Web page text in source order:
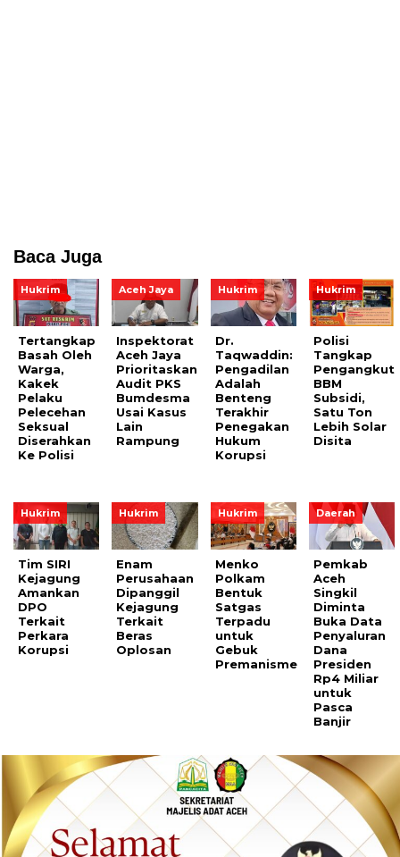
Baca Juga
Hukrim
Tertangkap
Basah Oleh
Warga,
Kakek
Pelaku
Pelecehan
Seksual
Diserahkan
Ke Polisi
Aceh Jaya
Inspektorat
Aceh Jaya
Prioritaskan
Audit PKS
Bumdesma
Usai Kasus
Lain
Rampung
Hukrim
Dr.
Taqwaddin:
Pengadilan
Adalah
Benteng
Terakhir
Penegakan
Hukum
Korupsi
Hukrim
Polisi
Tangkap
Pengangkut
BBM
Subsidi,
Satu Ton
Lebih Solar
Disita
Hukrim
Tim SIRI
Kejagung
Amankan
DPO
Terkait
Perkara
Korupsi
Hukrim
Enam
Perusahaan
Dipanggil
Kejagung
Terkait
Beras
Oplosan
Hukrim
Menko
Polkam
Bentuk
Satgas
Terpadu
untuk
Gebuk
Premanisme
Daerah
Pemkab
Aceh
Singkil
Diminta
Buka Data
Penyaluran
Dana
Presiden
Rp4 Miliar
untuk
Pasca
Banjir